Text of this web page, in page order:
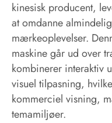
kinesisk producent,
at omdanne
mærkeoplevelser.
maskine går ud over
kombinerer interaktiv
visuel tilpasning,
kommerciel visning,
temamiljøer.